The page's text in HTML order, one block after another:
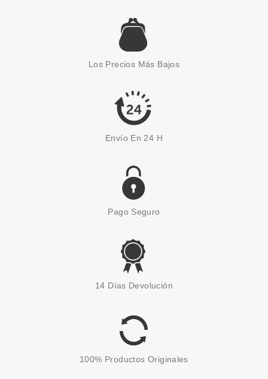
Los Precios Más Bajos
Envío En 24 H
Pago Seguro
14 Días Devolución
100% Productos Originales